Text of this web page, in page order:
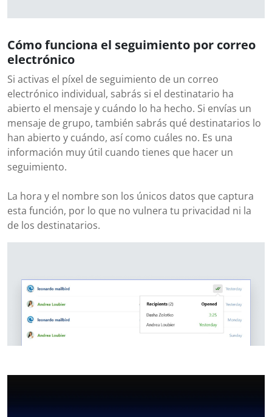
Cómo funciona el seguimiento por correo
electrónico
Si activas el píxel de seguimiento de un correo
electrónico individual, sabrás si el destinatario ha
abierto el mensaje y cuándo lo ha hecho. Si envías un
mensaje de grupo, también sabrás qué destinatarios lo
han abierto y cuándo, así como cuáles no. Es una
información muy útil cuando tienes que hacer un
seguimiento.
La hora y el nombre son los únicos datos que captura
esta función, por lo que no vulnera tu privacidad ni la
de los destinatarios.